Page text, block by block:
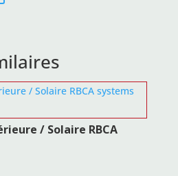
/ Solaire RBCA